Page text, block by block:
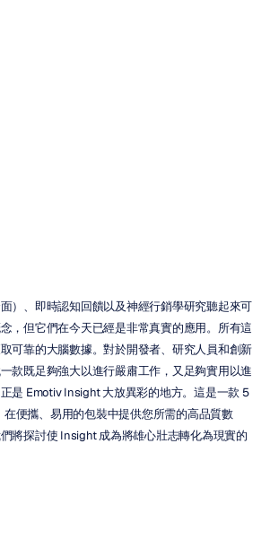
）、即時認知回饋以及神經行銷學研究聽起來可
，但它們在今天已經是非常真實的應用。所有這
可靠的大腦數據。對於開發者、研究人員和創新
款既足夠強大以進行嚴肅工作，又足夠實用以進
是 Emotiv Insight 大放異彩的地方。這是一款 5
在便攜、易用的包裝中提供您所需的高品質數
將探討使 Insight 成為將雄心壯志轉化為現實的